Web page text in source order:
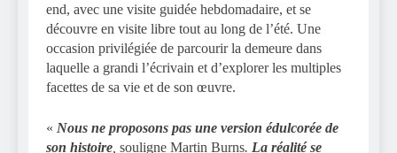
end, avec une visite guidée hebdomadaire, et se
découvre en visite libre tout au long de l’été. Une
occasion privilégiée de parcourir la demeure dans
laquelle a grandi l’écrivain et d’explorer les multiples
facettes de sa vie et de son œuvre.
« Nous ne proposons pas une version édulcorée de
son histoire souligne Martin Burns. La réalité se